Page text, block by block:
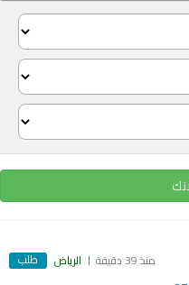
منذ 39 دقيقة الرياض طلب